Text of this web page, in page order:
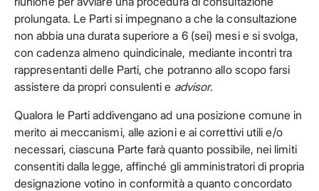
prolungata. Le Parti si impegnano a che la consultazione
non abbia una durata superiore a 6 (sei) mesi e si svolga,
con cadenza almeno quindicinale, mediante incontri tra
rappresentanti delle Parti, che potranno allo scopo farsi
assistere da propri consulenti e advisor.
Qualora le Parti addivengano ad una posizione comune in
merito ai meccanismi, alle azioni e ai correttivi utili e/o
necessari, ciascuna Parte farà quanto possibile, nei limiti
consentiti dalla legge, affinché gli amministratori di propria
designazione votino in conformità a quanto concordato